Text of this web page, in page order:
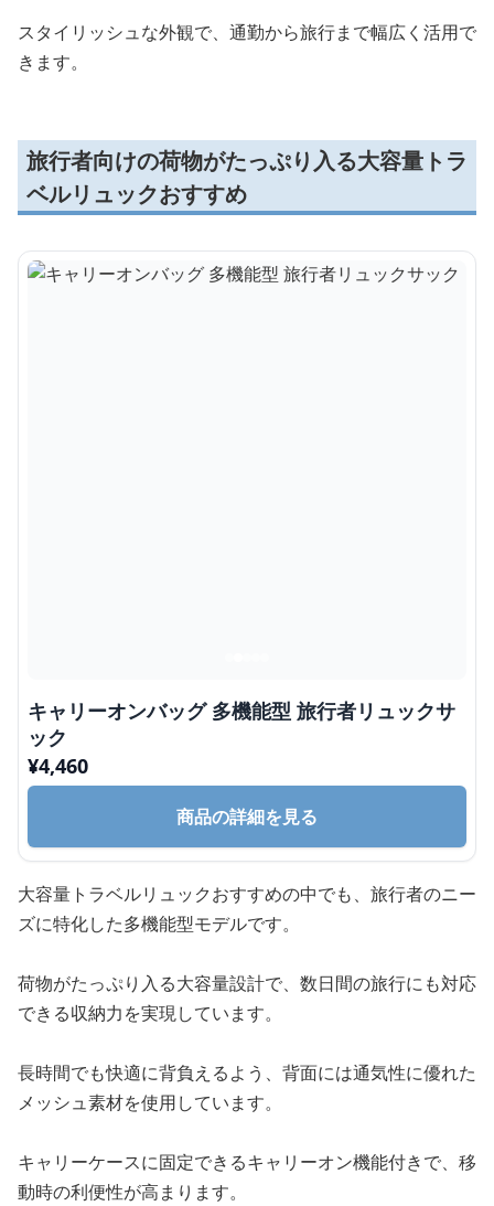
スタイリッシュな外観で、通勤から旅行まで幅広く活用で
きます。
旅行者向けの荷物がたっぷり入る大容量トラ
ベルリュックおすすめ
キャリーオンバッグ 多機能型 旅行者リュックサ
ック
¥4,460
商品の詳細を見る
大容量トラベルリュックおすすめの中でも、旅行者のニー
ズに特化した多機能型モデルです。
荷物がたっぷり入る大容量設計で、数日間の旅行にも対応
できる収納力を実現しています。
長時間でも快適に背負えるよう、背面には通気性に優れた
メッシュ素材を使用しています。
キャリーケースに固定できるキャリーオン機能付きで、移
動時の利便性が高まります。